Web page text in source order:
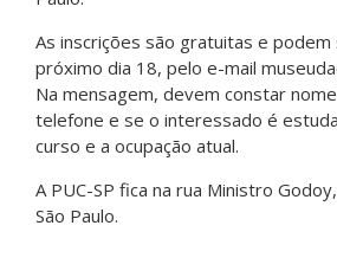
As inscrições são gratuitas e
próximo dia 18, pelo e-mail
Na mensagem, devem constar
telefone e se o interessado é
curso e a ocupação atual.
A PUC-SP fica na rua Ministro
São Paulo.